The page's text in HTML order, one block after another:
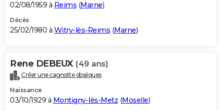
02/08/1959 à Reims (Marne)
Décès
25/02/1980 à Witry-lès-Reims (Marne)
Rene DEBEUX (49 ans)
Créer une cagnotte obsèques
Naissance
03/10/1929 à Montigny-lès-Metz (Moselle)